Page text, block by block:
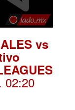
vs
. 02:20